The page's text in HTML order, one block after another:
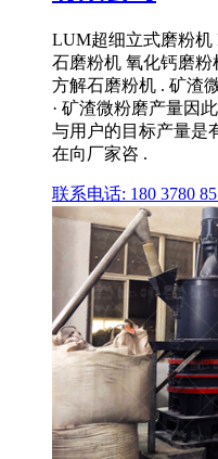
LUM超细立式磨粉机
石磨粉机 氧化钙磨
方解石磨粉机 . 矿渣
· 矿渣微粉磨产量因
与用户的目标产量是
在向厂家咨 .
联系电话: 180 3780